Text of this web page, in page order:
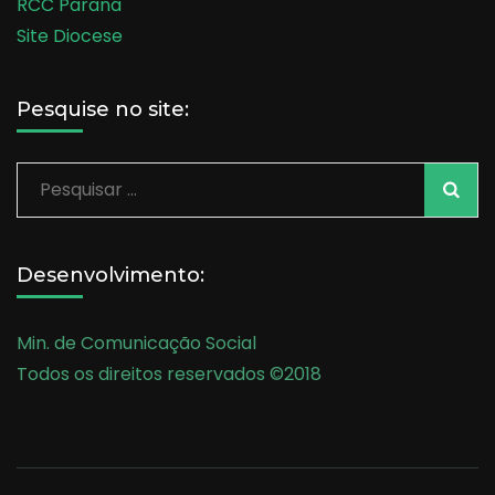
Site Diocese
Pesquise no site:
Pesquisar
por:
Desenvolvimento:
Min. de Comunicação Social
Todos os direitos reservados ©2018